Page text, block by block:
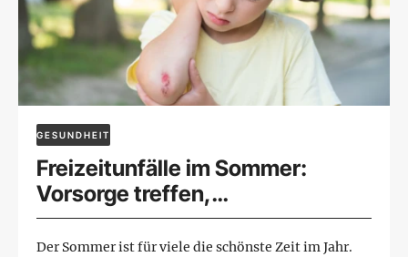
GESUNDHEIT
Freizeitunfälle im Sommer:
Vorsorge treffen,
Notfallmaßnahmen kennen
Der Sommer ist für viele die schönste Zeit im Jahr.